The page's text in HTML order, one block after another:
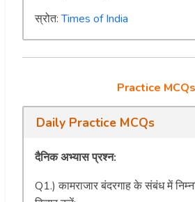
स्रोत:Times of India
Practice MCQs
Daily Practice MCQs
दैनिक अभ्यास प्रश्न:
Q1.) कामराजार बंदरगाह के संबंध में